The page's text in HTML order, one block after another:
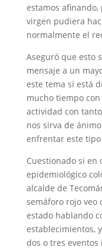
estamos
virgen pudiera
normalmente el
Aseguró que esto
mensaje a un
este tema sí está
mucho tiempo
actividad con
nos sirva de
enfrentar este
Cuestionado si en
epidemiológico
alcalde de
semáforo rojo veo
estado hablando
establecimientos,
dos o tres